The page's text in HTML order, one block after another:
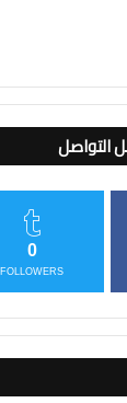
التواصل
0
FOLLOWERS